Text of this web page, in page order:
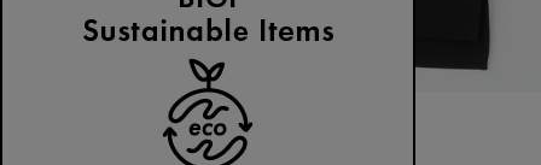
(たんくとっぷ)